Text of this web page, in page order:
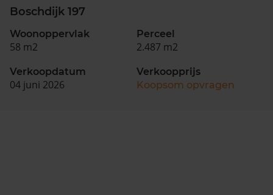
Boschdijk 197
Woonoppervlak
58 m2
Perceel
2.487 m2
Verkoopdatum
04 juni 2026
Verkoopprijs
Koopsom opvragen